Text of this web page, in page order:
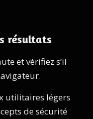
résultats
et vérifiez s’il
utilitaires légers
de sécurité